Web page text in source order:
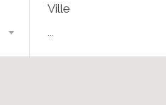
Ville